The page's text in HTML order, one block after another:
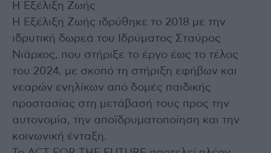
Η Εξέλιξη Ζωής
Η Εξέλιξη Ζωής ιδρύθηκε το 2018 με την
ιδρυτική δωρεά του Ιδρύματος Σταύρος
Νιάρχος, που στήριξε το έργο έως το τέλος
του 2024, με σκοπό τη στήριξη εφήβων και
νεαρών ενηλίκων από δομές παιδικής
προστασίας στη μετάβασή τους προς την
αυτονομία, την αποϊδρυματοποίηση και την
κοινωνική ένταξη.